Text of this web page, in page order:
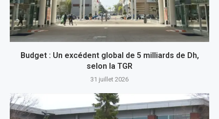
Budget : Un excédent global de 5 milliards de Dh,
selon la TGR
31 juillet 2026